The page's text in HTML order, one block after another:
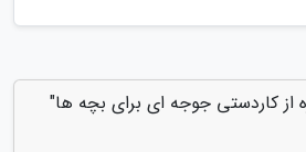
مدل بامزه از کاردستی جوجه ای برای بچه ها"